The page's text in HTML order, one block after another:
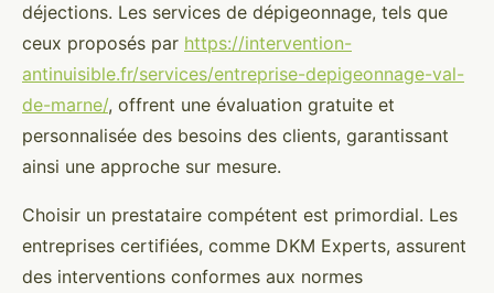
déjections. Les services de dépigeonnage, tels que
ceux proposés par https://intervention-
antinuisible.fr/services/entreprise-depigeonnage-val-
de-marne/, offrent une évaluation gratuite et
personnalisée des besoins des clients, garantissant
ainsi une approche sur mesure.
Choisir un prestataire compétent est primordial. Les
entreprises certifiées, comme DKM Experts, assurent
des interventions conformes aux normes